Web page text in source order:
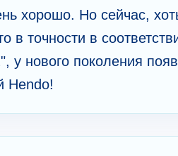
хорошо. Но сейчас,
в точности в
у нового поколения
Hendo!